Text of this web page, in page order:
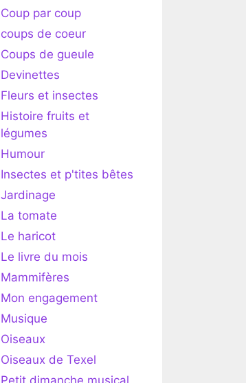
Coup par coup
coups de coeur
Coups de gueule
Devinettes
Fleurs et insectes
Histoire fruits et
légumes
Humour
Insectes et p'tites bêtes
Jardinage
La tomate
Le haricot
Le livre du mois
Mammifères
Mon engagement
Musique
Oiseaux
Oiseaux de Texel
Petit dimanche musical